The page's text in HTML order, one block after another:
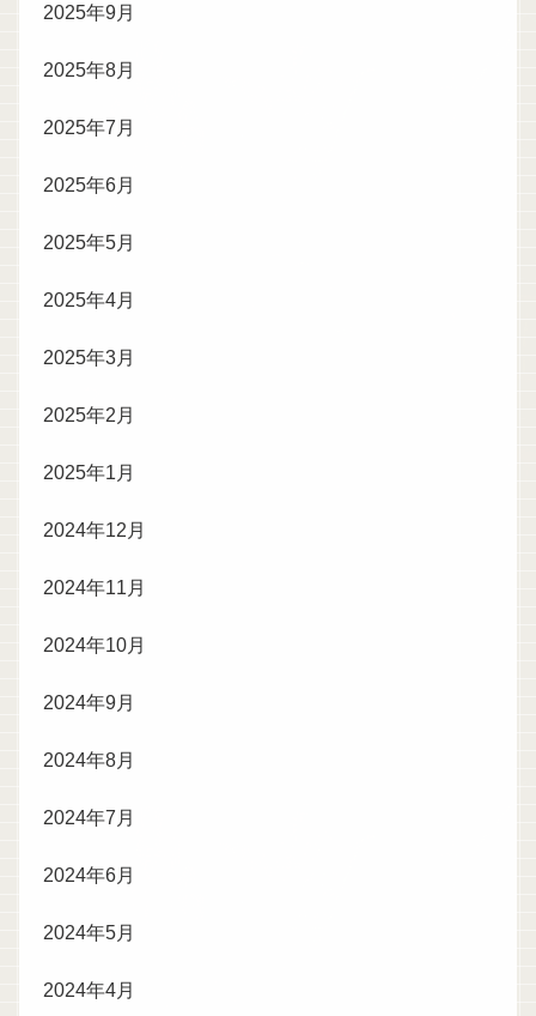
2025年9月
2025年8月
2025年7月
2025年6月
2025年5月
2025年4月
2025年3月
2025年2月
2025年1月
2024年12月
2024年11月
2024年10月
2024年9月
2024年8月
2024年7月
2024年6月
2024年5月
2024年4月